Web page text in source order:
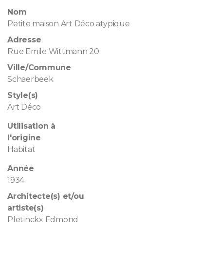
Nom
Petite maison Art Déco atypique
Adresse
Rue Emile Wittmann 20
Ville/Commune
Schaerbeek
Style(s)
Art Déco
Utilisation à
l'origine
Habitat
Année
1934
Architecte(s) et/ou
artiste(s)
Pletinckx Edmond